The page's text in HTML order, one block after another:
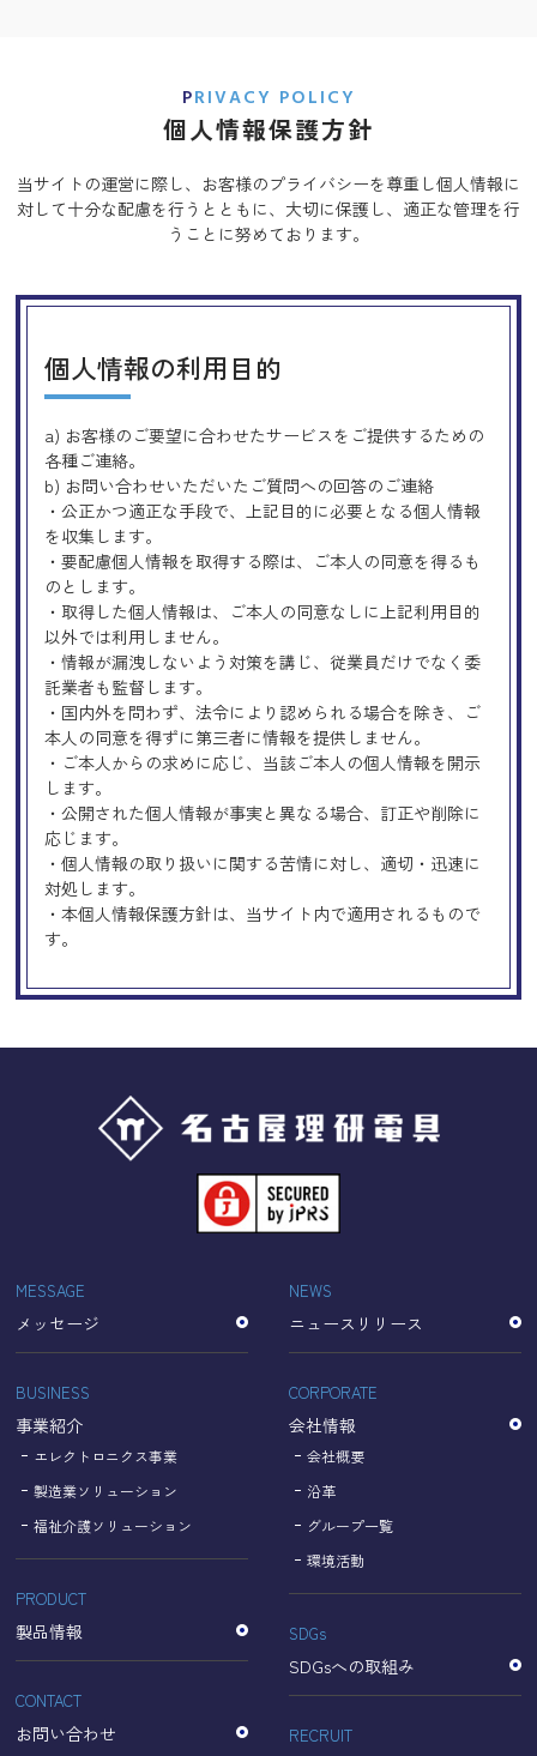
PRIVACY POLICY
個人情報保護方針
当サイトの運営に際し、お客様のプライバシーを尊重し個人情報に
対して十分な配慮を行うとともに、 大切に保護し、適正な管理を行
うことに努めております。
個人情報の利用目的
a) お客様のご要望に合わせたサービスをご提供するための
各種ご連絡。
b) お問い合わせいただいたご質問への回答のご連絡
・公正かつ適正な手段で、上記目的に必要となる個人情報
を収集します。
・要配慮個人情報を取得する際は、ご本人の同意を得るも
のとします。
・取得した個人情報は、ご本人の同意なしに上記利用目的
以外では利用しません。
・情報が漏洩しないよう対策を講じ、従業員だけでなく委
託業者も監督します。
・国内外を問わず、法令により認められる場合を除き、ご
本人の同意を得ずに第三者に情報を提供しません。
・ご本人からの求めに応じ、当該ご本人の個人情報を開示
します。
・公開された個人情報が事実と異なる場合、訂正や削除に
応じます。
・個人情報の取り扱いに関する苦情に対し、適切・迅速に
対処します。
・本個人情報保護方針は、当サイト内で適用されるもので
す。
Googleアナリティクスの使用につい
当サイトでは、より良いサービスの提供、またユーザビリ
ティの向上のため、Googleアナリティクスを使用し、当サ
イトの利用状況などのデータ収集及び解析を行っておりま
す。その際、「Cookie」を通じて、Googleがお客様のIPア
ドレスなどの情報を収集する場合がありますが、
「Cookie」で収集される情報は個人を特定できるものでは
収集されたデータはGoogleのプライバシーポリシーにおい
て管理されます。
なお、当サイトのご利用をもって、上述の方法・目的にお
いてGoogle及び当サイトが行うデータ処理に関し、お客様
【Googleのプライバシーポリシー】
https://policies.google.com/privacy?hl=ja
https://policies.google.com/technologies/partner-sites?
hl=ja
個人情報に関するお問い合わせ窓口
名古屋理研電具株式会社
TEL：052-833-1248
MESSAGE
メッセージ
BUSINESS
事業紹介
エレクトロニクス事業
製造業ソリューション
福祉介護ソリューション
PRODUCT
製品情報
CONTACT
お問い合わせ
NEWS
ニュースリリース
CORPORATE
会社情報
会社概要
沿革
グループ一覧
環境活動
SDGs
SDGsへの取組み
RECRUIT